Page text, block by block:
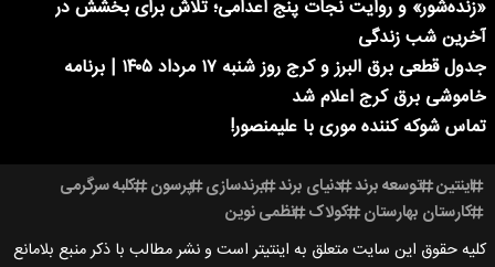
«زنده‌شور» و روایت نجات پنج اعدامی؛ تلاش برای بخشش در
آخرین شب زندگی
جدول قطعی برق البرز و کرج روز شنبه ۱۷ مرداد ۱۴۰۵ | برنامه
خاموشی برق کرج اعلام شد
تماس شوکه کننده موری با علیمنصور!
اینتین توسعه برند دنیای برند برندسازی پرسون کلبه سرگرمی
کارستان بهارستان کولاک نظمی نوین
کلیه حقوق این سایت متعلق به اینتیتر است و نشر مطالب با ذکر منبع بلامانع